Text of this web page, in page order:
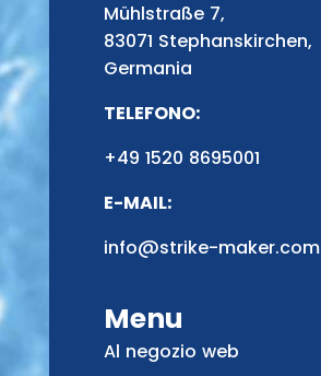
Mühlstraße 7,
83071 Stephanskirchen,
Germania
TELEFONO:
+49 1520 8695001
E-MAIL:
info@strike-maker.com
Menu
Al negozio web